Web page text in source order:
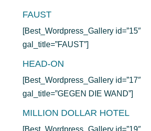
FAUST
[Best_Wordpress_Gallery id=”15″
gal_title=”FAUST”]
HEAD-ON
[Best_Wordpress_Gallery id=”17″
gal_title=”GEGEN DIE WAND”]
MILLION DOLLAR HOTEL
[Best_Wordpress_Gallery id=”19″